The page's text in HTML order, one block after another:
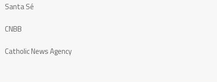
Santa Sé
CNBB
Catholic News Agency